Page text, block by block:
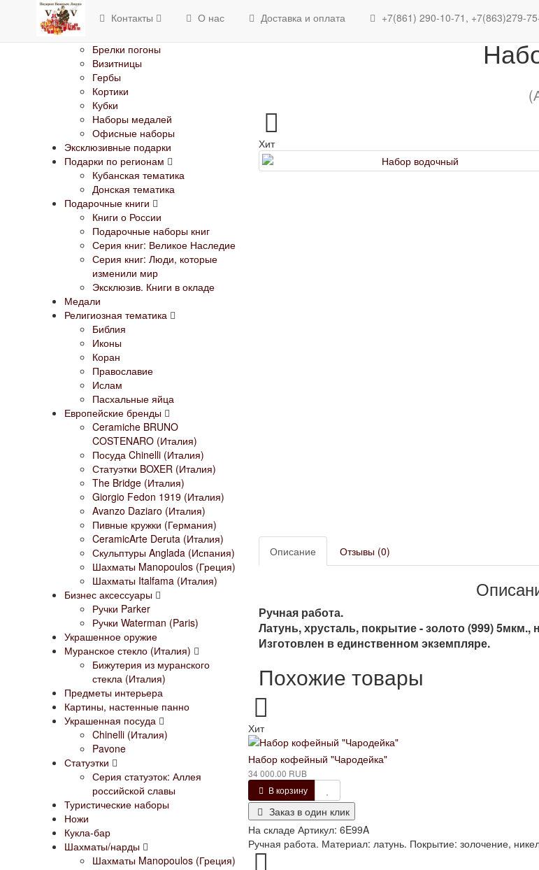
Контакты О нас Доставка и оплата +7(861) 290-10-71, +7(863)279-
Изделия с Государственной
символикой
Брелки погоны
Визитницы
Гербы
Кортики
Кубки
Наборы медалей
Офисные наборы
Эксклюзивные подарки
Подарки по регионам
Кубанская тематика
Донская тематика
Подарочные книги
Книги о России
Подарочные наборы книг
Серия книг: Великое Наследие
Серия книг: Люди, которые
изменили мир
Эксклюзив. Книги в окладе
Медали
Религиозная тематика
Библия
Иконы
Коран
Православие
Ислам
Пасхальные яйца
Европейские бренды
Ceramiche BRUNO
COSTENARO (Италия)
Посуда Chinelli (Италия)
Статуэтки BOXER (Италия)
The Bridge (Италия)
Giorgio Fedon 1919 (Италия)
Avanzo Daziaro (Италия)
Пивные кружки (Германия)
CeramicArte Deruta (Италия)
Скульптуры Anglada (Испания)
Шахматы Manopoulos (Греция)
Шахматы Italfama (Италия)
Бизнес аксессуары
Ручки Parker
Ручки Waterman (Paris)
Украшенное оружие
Муранское стекло (Италия)
Бижутерия из муранского
стекла (Италия)
Предметы интерьера
Картины, настенные панно
Украшенная посуда
Chinelli (Италия)
Pavone
Статуэтки
Серия статуэток: Аллея
российской славы
Туристические наборы
Ножи
Кукла-бар
Шахматы/нарды
Шахматы Manopoulos (Греция)
Хит
Описание
Отзывы (0)
Ручная работа.
Латунь, хрусталь, покрытие - золото (999) 5мкм.,
Изготовлен в единственном экземпляре.
Похожие товары
Хит
Набор кофейный "Чародейка"
34 000.00 RUB
В корзину
Заказ в один клик
На складе Артикул: 6E99A
Ручная работа. Материал: латунь. Покрытие: золочение,